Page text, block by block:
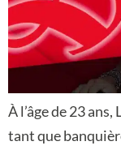
À l’âge de 23
tant que